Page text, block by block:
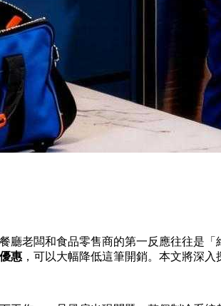
廳老闆和食品零售商的第一反應往往是
惠 ，可以大幅降低這筆開銷。本文將深